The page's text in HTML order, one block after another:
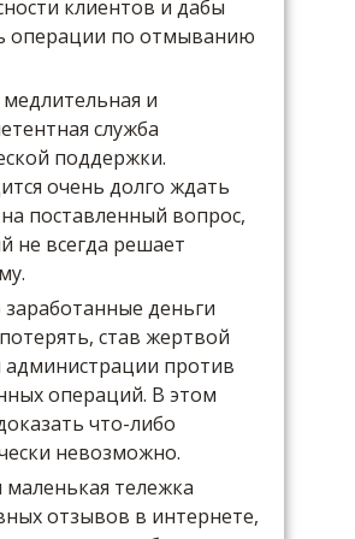
клиентов и дабы
операции по отмыванию
и
служба
поддержки.
очень долго ждать
поставленный вопрос,
не всегда решает
деньги
став жертвой
против
операций. В этом
что-либо
невозможно.
маленькая тележка
отзывов в интернете,